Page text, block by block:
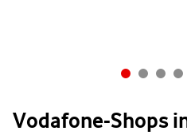
Vodafone-Shops